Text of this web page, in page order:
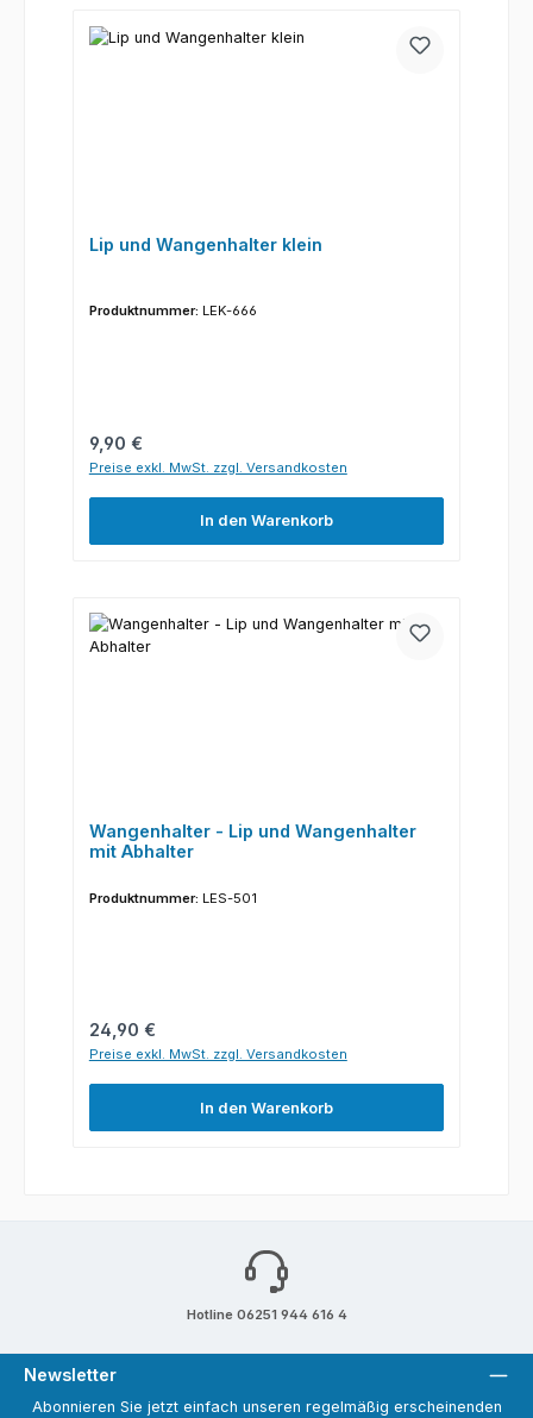
Lip und Wangenhalter klein
Produktnummer: LEK-666
Regulärer Preis:
9,90 €
Preise exkl. MwSt. zzgl. Versandkosten
In den Warenkorb
Wangenhalter - Lip und Wangenhalter
mit Abhalter
Produktnummer: LES-501
Regulärer Preis:
24,90 €
Preise exkl. MwSt. zzgl. Versandkosten
In den Warenkorb
Hotline 06251 944 616 4
Newsletter
Abonnieren Sie jetzt einfach unseren regelmäßig erscheinenden